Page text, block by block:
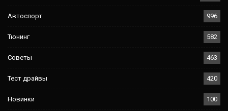
Автоспорт 996
Тюнинг 582
Советы 463
Тест драйвы 420
Новинки 100